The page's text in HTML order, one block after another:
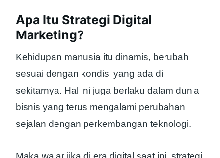
Apa Itu Strategi Digital
Marketing?
Kehidupan manusia itu dinamis, berubah
sesuai dengan kondisi yang ada di
sekitarnya. Hal ini juga berlaku dalam dunia
bisnis yang terus mengalami perubahan
sejalan dengan perkembangan teknologi.
Maka wajar jika di era digital saat ini, strategi